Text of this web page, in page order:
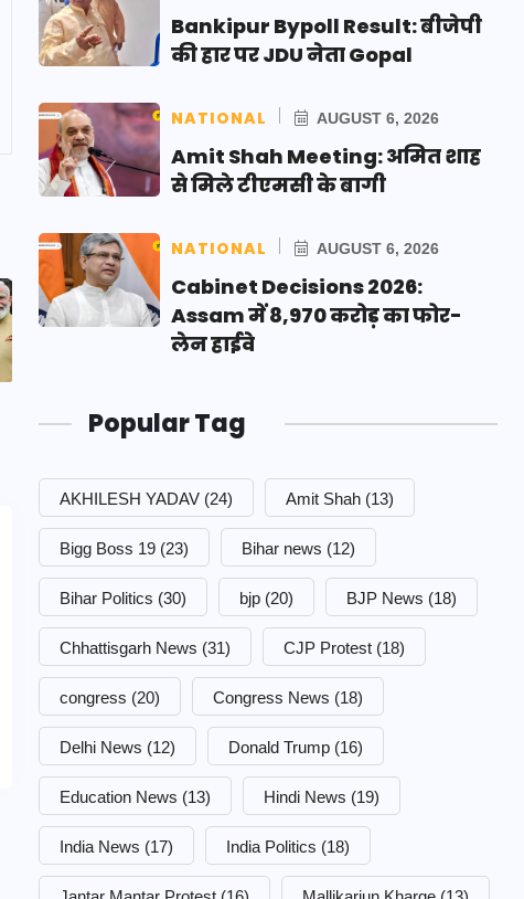
Bankipur Bypoll Result: बीजेपी
की हार पर JDU नेता Gopal
NATIONAL AUGUST 6, 2026
Amit Shah Meeting: अमित शाह
से मिले टीएमसी के बागी
NATIONAL AUGUST 6, 2026
Cabinet Decisions 2026:
Assam में 8,970 करोड़ का फोर-
लेन हाईवे
Popular Tag
AKHILESH YADAV (24) Amit Shah (13)
Bigg Boss 19 (23) Bihar news (12)
Bihar Politics (30) bjp (20) BJP News (18)
Chhattisgarh News (31) CJP Protest (18)
congress (20) Congress News (18)
Delhi News (12) Donald Trump (16)
Education News (13) Hindi News (19)
India News (17) India Politics (18)